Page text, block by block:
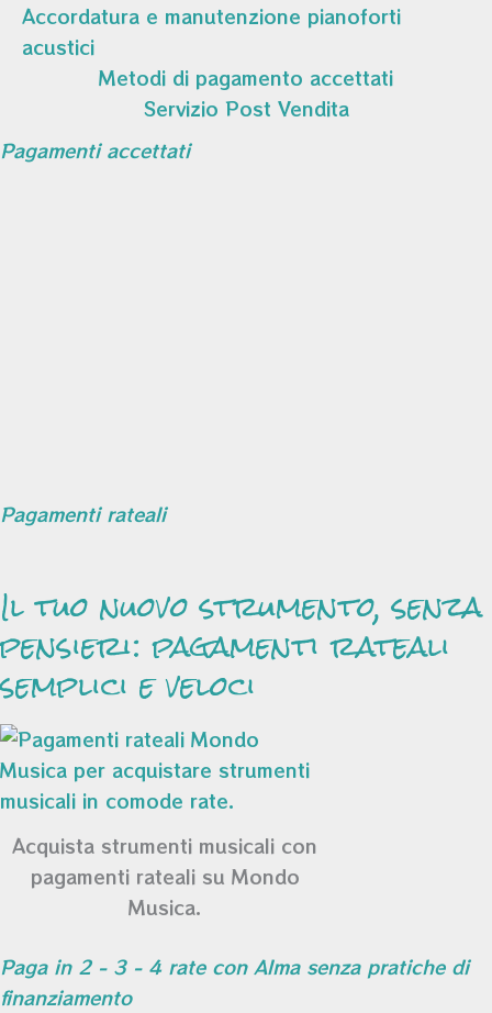
Accordatura e manutenzione pianoforti
acustici
Metodi di pagamento accettati
Servizio Post Vendita
Pagamenti accettati
Pagamenti rateali
Il tuo nuovo strumento, senza
pensieri: pagamenti rateali
semplici e veloci
Acquista strumenti musicali con
pagamenti rateali su Mondo
Musica.
Paga in 2 - 3 - 4 rate con Alma senza pratiche di
finanziamento